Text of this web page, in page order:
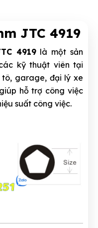
JTC 4919
4919là một sản
kỹ thuật viên tại
garage, đại lý xe
hỗ trợ công việc
suất công việc.